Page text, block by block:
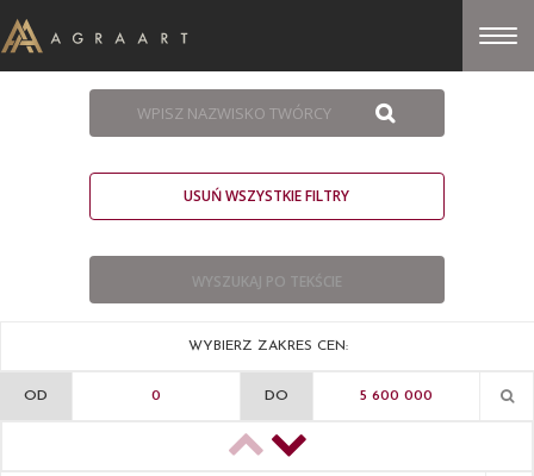
USUŃ WSZYSTKIE FILTRY
WYBIERZ ZAKRES CEN:
OD DO